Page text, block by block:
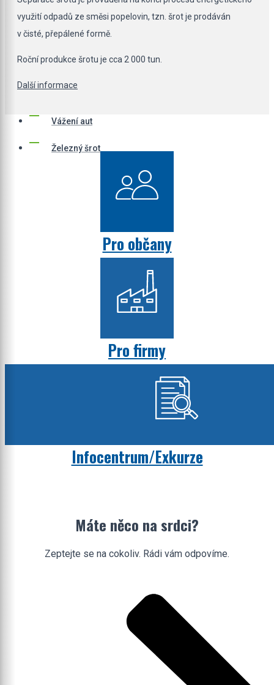
využití odpadů ze směsi popelovin, tzn. šrot je prodáván
v čisté, přepálené formě.
Roční produkce šrotu je cca 2 000 tun.
Další informace
Vážení aut
Železný šrot
Pro občany
Pro firmy
Infocentrum/Exkurze
Máte něco na srdci?
Zeptejte se na cokoliv. Rádi vám odpovíme.